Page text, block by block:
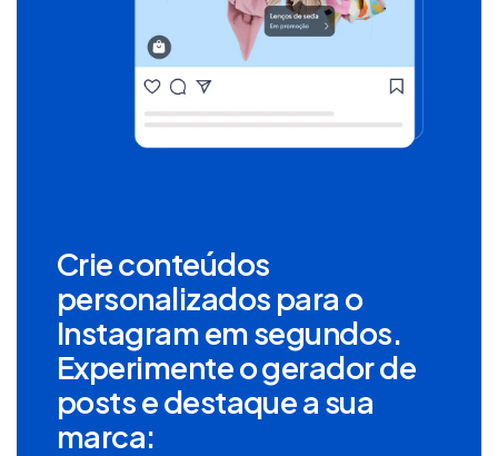
Crie conteúdos
personalizados para o
Instagram em segundos.
Experimente o gerador de
posts e destaque a sua
marca: